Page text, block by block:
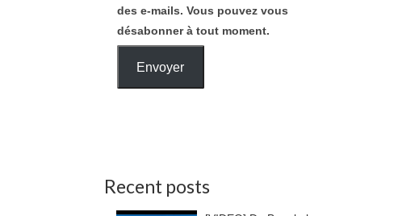
des e-mails. Vous pouvez vous
désabonner à tout moment.
Envoyer
Recent posts